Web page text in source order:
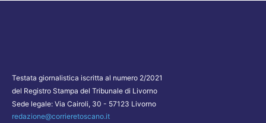
Testata giornalistica iscritta al numero 2/2021
del Registro Stampa del Tribunale di Livorno
Sede legale: Via Cairoli, 30 - 57123 Livorno
redazione@corrieretoscano.it